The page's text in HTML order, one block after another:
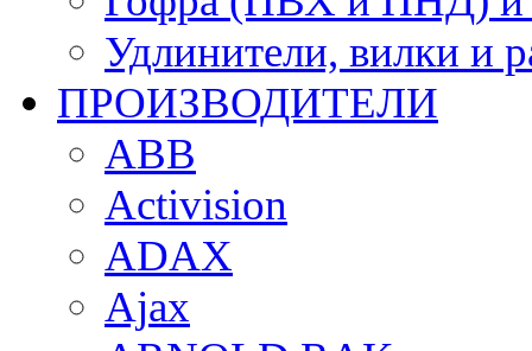
Удлинители, вилки и
ПРОИЗВОДИТЕЛИ
ABB
Activision
ADAX
Ajax